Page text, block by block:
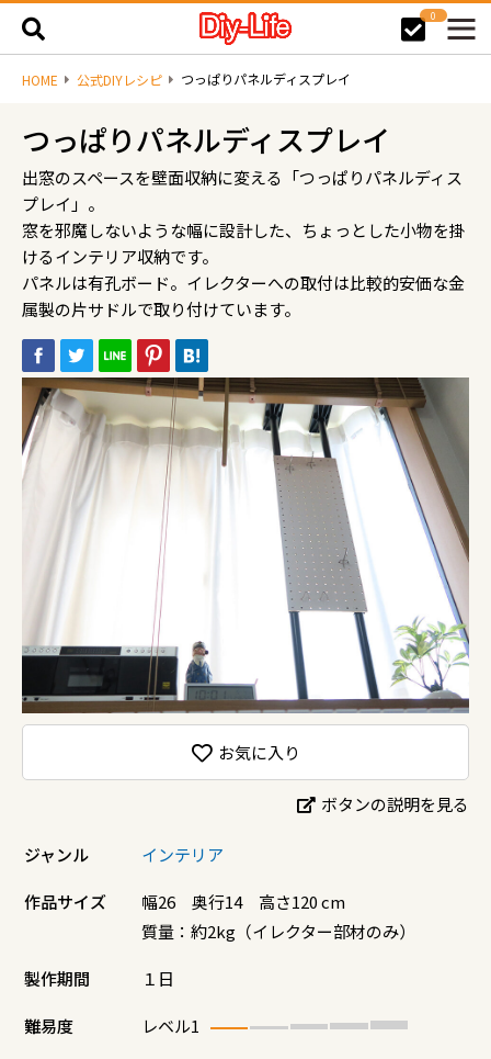
0
HOME 公式DIYレシピ つっぱりパネルディスプレイ
つっぱりパネルディスプレイ
出窓のスペースを壁面収納に変える「つっぱりパネルディス
プレイ」。
窓を邪魔しないような幅に設計した、ちょっとした小物を掛
けるインテリア収納です。
パネルは有孔ボード。イレクターへの取付は比較的安価な金
属製の片サドルで取り付けています。
お気に入り
ボタンの説明を見る
ジャンル インテリア
作品サイズ
幅26 奥行14 高さ120 cm
質量：約2kg（イレクター部材のみ）
製作期間 １日
難易度 レベル1